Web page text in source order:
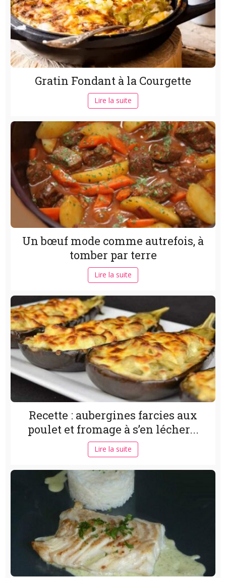
Gratin Fondant à la Courgette
Lire la suite
Un bœuf mode comme autrefois, à
tomber par terre
Lire la suite
Recette : aubergines farcies aux
poulet et fromage à s’en lécher...
Lire la suite